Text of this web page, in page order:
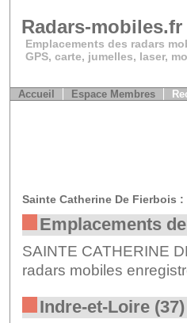
Radars-mobiles.fr
Emplacements des radars
GPS, carte, jumelles, laser,
Accueil Espace Membres
Sainte Catherine De Fierbois
Emplacements
SAINTE CATHERINE
radars mobiles
Indre-et-Loire